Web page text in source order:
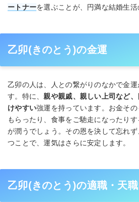
ートナーを選ぶことが、円満な結婚生活
乙卯(きのとう)の金運
乙卯の人は、人との繋がりのなかで金
す。特に、親や親戚、親しい上司など
けやすい強運を持っています。お金そ
もらったり、食事をご馳走になったり
が潤うでしょう。その恩を決して忘れ
つことで、運気はさらに安定します。
乙卯(きのとう)の適職・天